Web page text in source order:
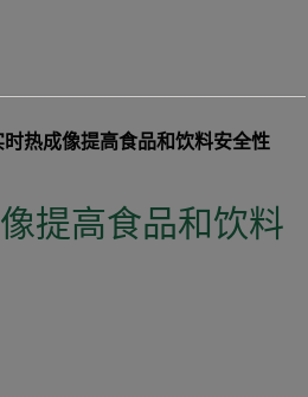
热成像提高食品和饮料安全性
提高食品和饮料